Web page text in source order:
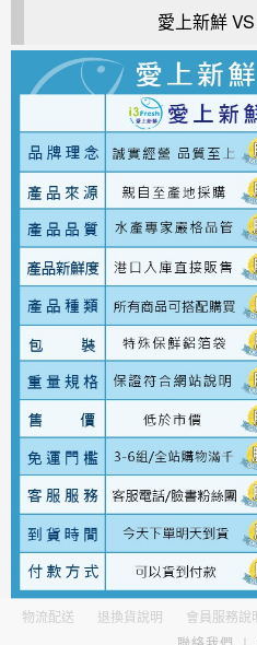
愛上新鮮
物流配送 退換貨說明 會員服務說